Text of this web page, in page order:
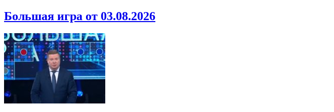
Большая игра от 03.08.2026